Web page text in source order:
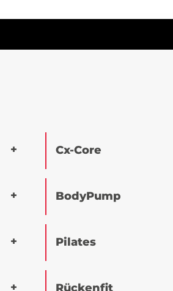
Cx-Core
BodyPump
Pilates
Rückenfit